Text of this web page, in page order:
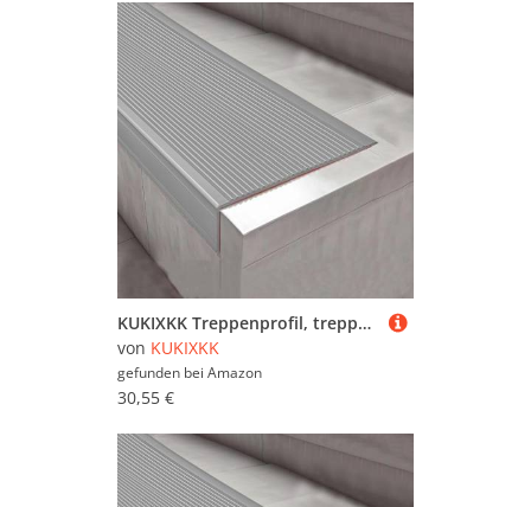
KUKIXKK Treppenprofil, treppenkantenprofil selbstklebend kantenprofil aus Vinyl, kantenschutz selbstklebend zum Abziehen und Aufkleben, für Innen- und Außentreppen, B 10x4 cm(Gray,2.4m/7.87ft)
von KUKIXKK
gefunden bei Amazon
30,55 €